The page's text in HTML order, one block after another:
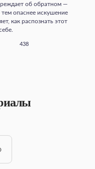
об обратном —
опаснее искушение
как распознать этот
438